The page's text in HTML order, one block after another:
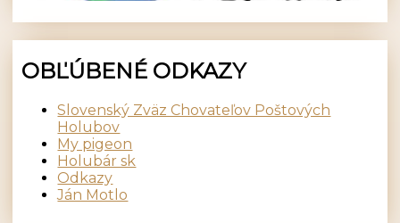
OBĽÚBENÉ ODKAZY
Slovenský Zväz Chovateľov Poštových
Holubov
My pigeon
Holubár sk
Odkazy
Ján Motlo